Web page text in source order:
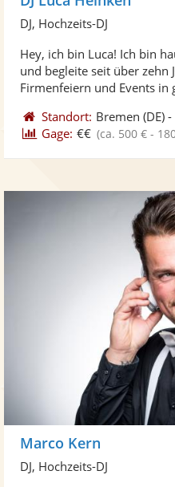
DJ, Hochzeits-DJ
Hey, ich bin Luca! Ich bin
und begleite seit über zehn
Firmenfeiern und Events in
Standort: Bremen (DE) -
Gage: €€ (ca. 500 € -
Marco Kern
DJ, Hochzeits-DJ